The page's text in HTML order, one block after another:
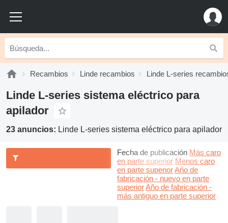
Recambios Linde recambios Linde L-series
Linde L-series sistema eléctrico para
apilador
23 anuncios: Linde L-series sistema eléctrico para apilador
Fecha de publicación Más caro
en parte superior Menos caro
en parte superiorAño de
fabricación - nuevo en parte
superiorAño de fabricación -
más antiguo en parte superior